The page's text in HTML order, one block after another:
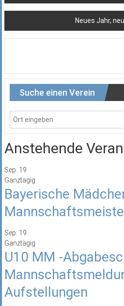
Neues Jahr,
Suche einen Verein
Anstehende
Sep. 19
Ganztägig
Bayerische
Sep. 19
Ganztägig
U10 MM -
Aufstellungen